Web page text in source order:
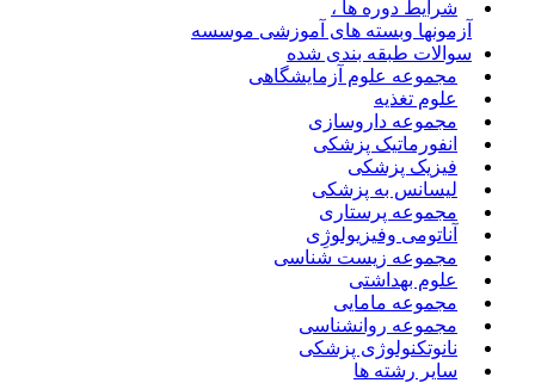
شرایط دوره ها ،
آزمونها وبسته های آموزشی موسسه
سوالات طبقه بندی شده
مجموعه علوم آزمایشگاهی
علوم تغذیه
مجموعه داروسازی
انفورماتیک پزشکی
فیزیک پزشکی
لیسانس به پزشکی
مجموعه پرستاری
آناتومی وفیزیولوژِی
مجموعه زیست شناسی
علوم بهداشتی
مجموعه مامایی
مجموعه روانشناسی
نانوتکنولوژی پزشکی
سایر رشته ها